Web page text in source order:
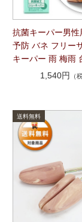
抗菌キーパー男
予防 バネ フリー
キーパー 雨 梅雨
1,540円
（